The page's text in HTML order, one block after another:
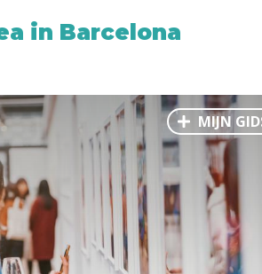
in Barcelona
MIJN